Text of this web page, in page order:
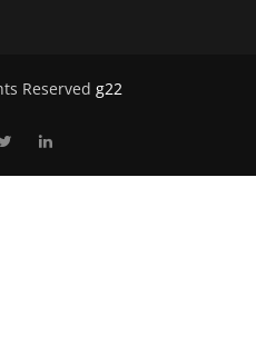
Reserved g22